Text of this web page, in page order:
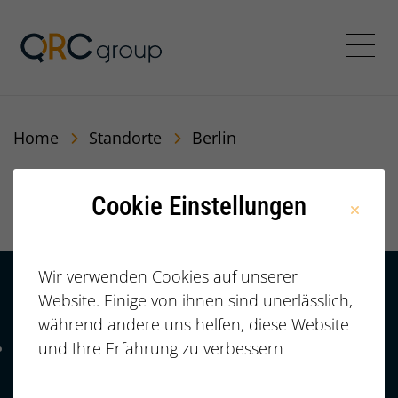
QRC Personalberatung
Home Standorte Berlin
Berlin
Kontakt
+49 (0)
911/23733277
Telefonnummer: 4 9 0 9 1 1 2 3 7 3 3 2 7 7
HÄUFIGE FRAGEN |
FAQ
Cookie Einstellungen
Wir verwenden Cookies auf unserer
Website. Einige von ihnen sind unerlässlich,
während andere uns helfen, diese Website
und Ihre Erfahrung zu verbessern